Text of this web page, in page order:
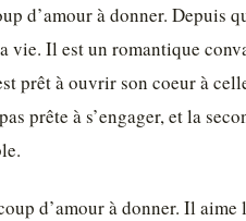
d’amour à donner. Depuis
vie. Il est un romantique
prêt à ouvrir son coeur à
prête à s’engager, et la
d’amour à donner. Il